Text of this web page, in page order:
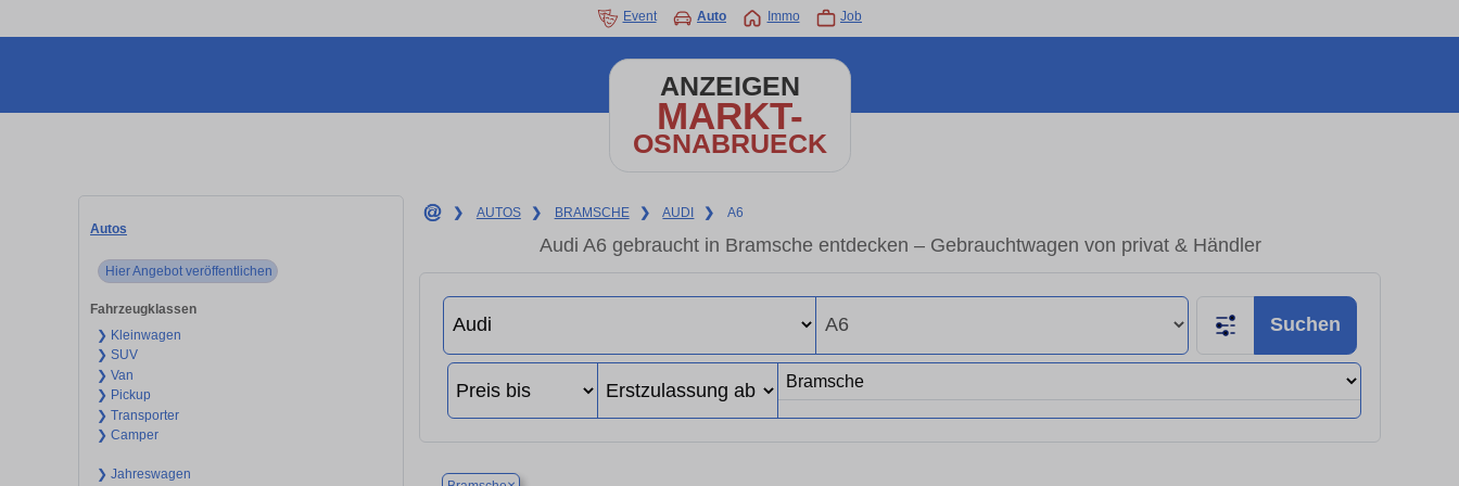
Event Auto Immo Job
ANZEIGEN
MARKT-
OSNABRUECK
Autos
Hier Angebot veröffentlichen
Fahrzeugklassen
❯ Kleinwagen
❯ SUV
❯ Van
❯ Pickup
❯ Transporter
❯ Camper
❯ Jahreswagen
❯ AUTOS ❯ BRAMSCHE ❯ AUDI ❯ A6
Audi A6 gebraucht in Bramsche entdecken – Gebrauchtwagen von privat & Händler
Suchen